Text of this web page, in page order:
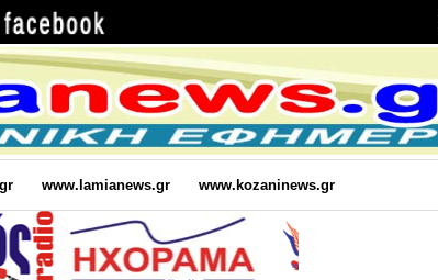
www.lamianews.gr www.kozaninews.gr